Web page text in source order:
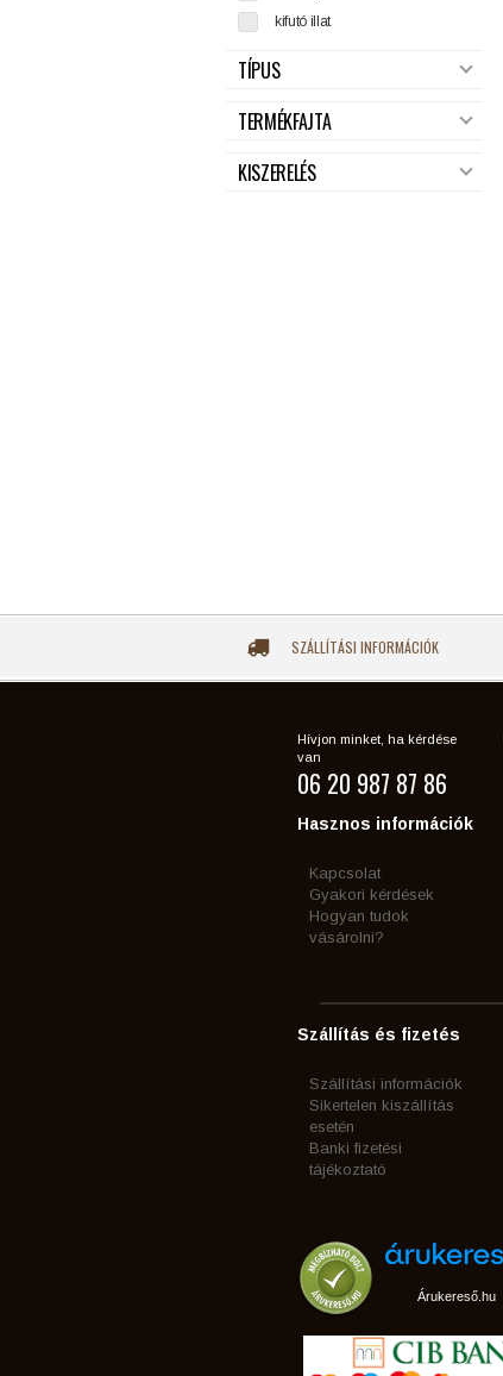
kifutó illat
TÍPUS
TERMÉKFAJTA
KISZERELÉS
SZÁLLÍTÁSI INFORMÁCIÓK
Hívjon minket, ha kérdése
van
06 20 987 87 86
Hasznos információk
Kapcsolat
Gyakori kérdések
Hogyan tudok
vásárolni?
Szállítás és fizetés
Szállítási információk
Sikertelen kiszállítás
esetén
Banki fizetési
tájékoztató
Árukereső.hu